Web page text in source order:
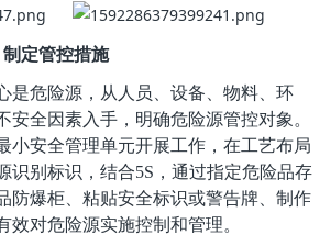
定管控措施
是危险源，从人员、设备、物料、环
安全因素入手，明确危险源管控对象。
小安全管理单元开展工作，在工艺布局
识别标识，结合5S，通过指定危险品存
防爆柜、粘贴安全标识或警告牌、制作
效对危险源实施控制和管理。